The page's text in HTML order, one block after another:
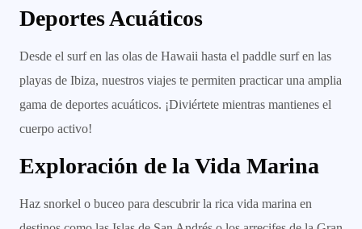
Deportes Acuáticos
Desde el surf en las olas de Hawaii hasta el paddle surf en las
playas de Ibiza, nuestros viajes te permiten practicar una amplia
gama de deportes acuáticos. ¡Diviértete mientras mantienes el
cuerpo activo!
Exploración de la Vida Marina
Haz snorkel o buceo para descubrir la rica vida marina en